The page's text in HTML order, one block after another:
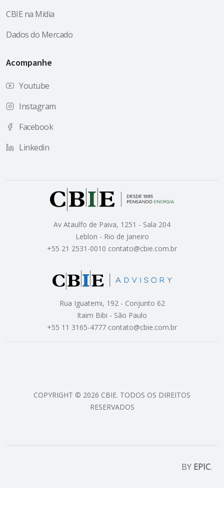
CBIE na Mídia
Dados do Mercado
Acompanhe
Youtube
Instagram
Facebook
Linkedin
Av Ataulfo de Paiva, 1251 - Sala 204
Leblon - Rio de Janeiro
+55 21 2531-0010 contato@cbie.com.br
Rua Iguatemi, 192 - Conjunto 62
Itaim Bibi - São Paulo
+55 11 3165-4777 contato@cbie.com.br
COPYRIGHT © 2026 CBIE. TODOS OS DIREITOS
RESERVADOS
BY EPIC.